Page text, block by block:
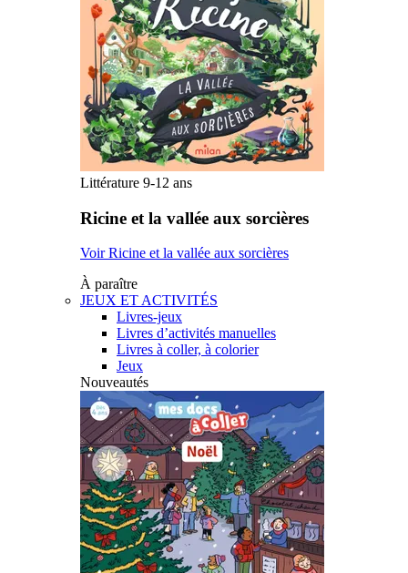
Littérature 9-12 ans
Ricine et la vallée aux sorcières
Voir Ricine et la vallée aux sorcières
À paraître
JEUX ET ACTIVITÉS
Livres-jeux
Livres d’activités manuelles
Livres à coller, à colorier
Jeux
Nouveautés